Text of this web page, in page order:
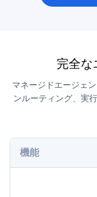
完全な
マネージドエージェ
ンルーティング、実
機能